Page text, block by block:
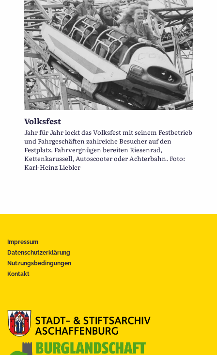
Volksfest
Jahr für Jahr lockt das Volksfest mit seinem Festbetrieb
und Fahrgeschäften zahlreiche Besucher auf den
Festplatz. Fahrvergnügen bereiten Riesenrad,
Kettenkarussell, Autoscooter oder Achterbahn. Foto:
Karl-Heinz Liebler
Impressum
Datenschutzerklärung
Nutzungsbedingungen
Kontakt